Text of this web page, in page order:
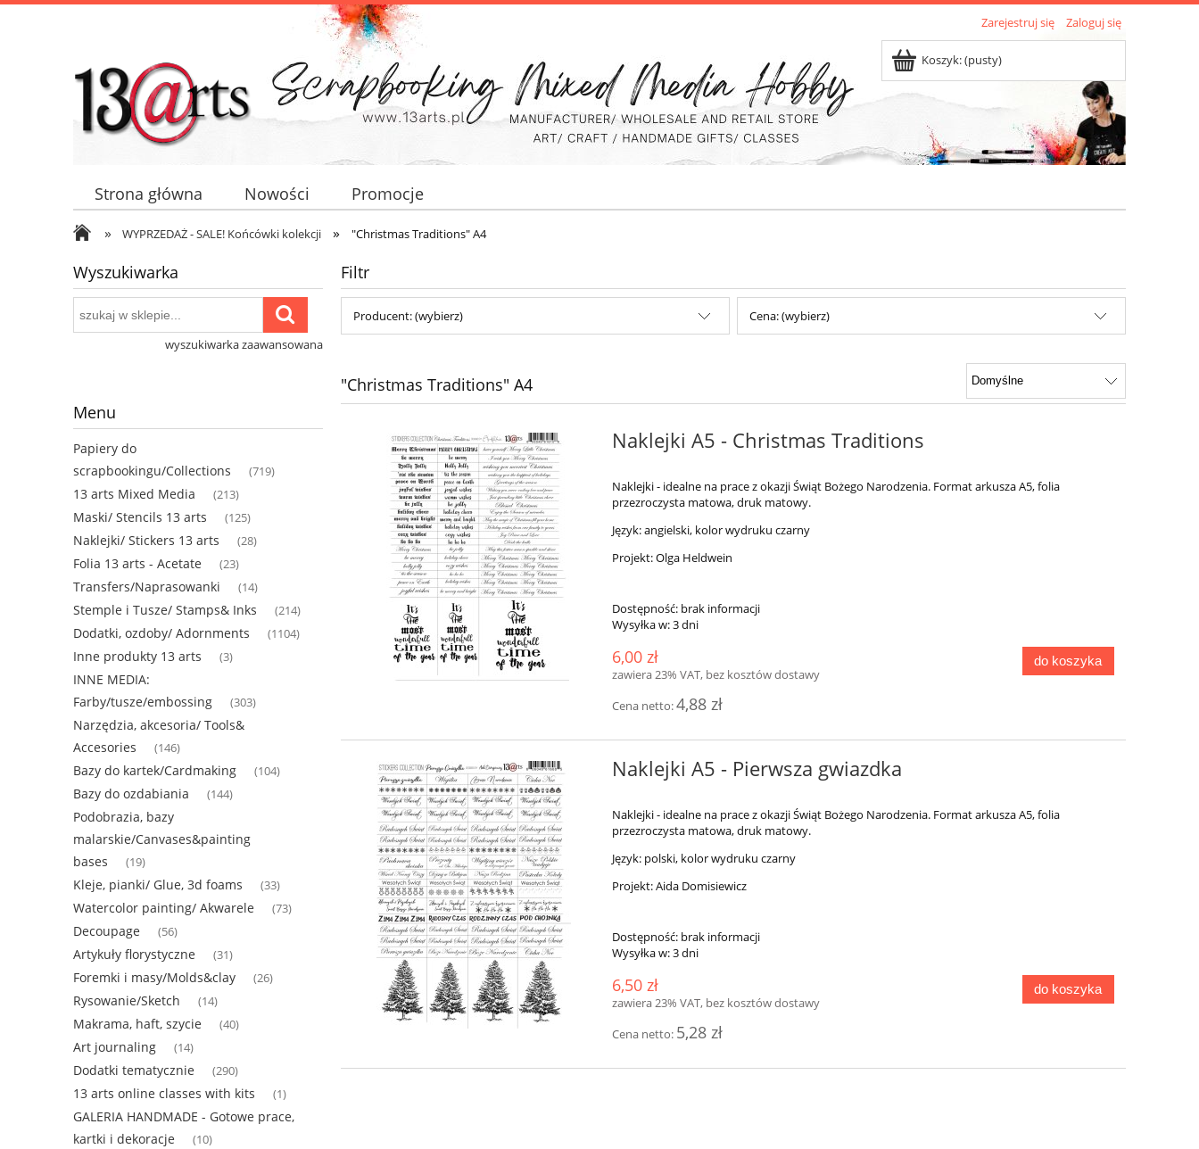
Zarejestruj się Zaloguj się
Koszyk:(pusty)
Strona główna Nowości Promocje
» WYPRZEDAŻ - SALE! Końcówki kolekcji » "Christmas Traditions" A4
Wyszukiwarka
wyszukiwarka zaawansowana
Menu
Papiery do
scrapbookingu/Collections
(719)
13 arts Mixed Media (213)
Maski/ Stencils 13 arts (125)
Naklejki/ Stickers 13 arts (28)
Folia 13 arts - Acetate (23)
Transfers/Naprasowanki (14)
Stemple i Tusze/ Stamps& Inks (214)
Dodatki, ozdoby/ Adornments (1104)
Inne produkty 13 arts (3)
INNE MEDIA:
Farby/tusze/embossing
(303)
Narzędzia, akcesoria/ Tools&
Accesories
(146)
Bazy do kartek/Cardmaking (104)
Bazy do ozdabiania (144)
Podobrazia, bazy
malarskie/Canvases&painting
bases
(19)
Kleje, pianki/ Glue, 3d foams (33)
Watercolor painting/ Akwarele (73)
Decoupage (56)
Artykuły florystyczne (31)
Foremki i masy/Molds&clay (26)
Rysowanie/Sketch (14)
Makrama, haft, szycie (40)
Art journaling (14)
Dodatki tematycznie (290)
13 arts online classes with kits (1)
GALERIA HANDMADE - Gotowe prace,
kartki i dekoracje
(10)
Filtr
Producent: (wybierz) Cena: (wybierz)
"Christmas Traditions" A4
Naklejki A5 - Christmas Traditions
Naklejki - idealne na prace z okazji Świąt Bożego Narodzenia. Format arkusza A5, folia
przezroczysta matowa, druk matowy.
Język: angielski, kolor wydruku czarny
Projekt: Olga Heldwein
Dostępność: brak informacji
Wysyłka w:3 dni
6,00 zł
zawiera 23% VAT, bez kosztów dostawy
Cena netto:4,88 zł
do koszyka
Naklejki A5 - Pierwsza gwiazdka
Naklejki - idealne na prace z okazji Świąt Bożego Narodzenia. Format arkusza A5, folia
przezroczysta matowa, druk matowy.
Język: polski, kolor wydruku czarny
Projekt: Aida Domisiewicz
Dostępność: brak informacji
Wysyłka w:3 dni
6,50 zł
zawiera 23% VAT, bez kosztów dostawy
Cena netto: 5,28 zł
do koszyka